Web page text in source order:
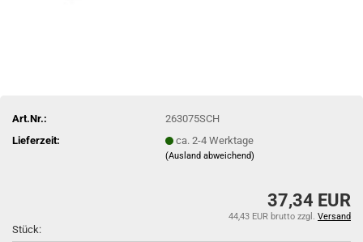
Art.Nr.:
263075SCH
Lieferzeit:
ca. 2-4 Werktage
(Ausland abweichend)
37,34 EUR
44,43 EUR brutto zzgl. Versand
Stück: